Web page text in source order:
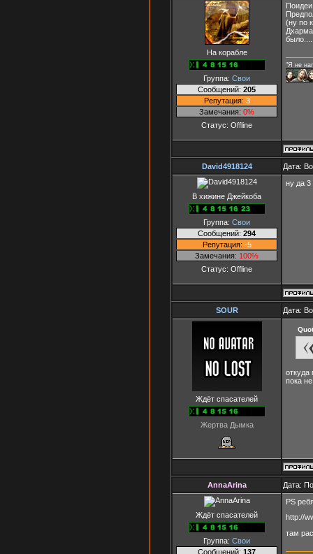
На корабле
Группа: Свои
Сообщений: 205
Репутация: 3
Замечания: 0%
Статус: Offline
Поидеи
(ну по
"Я не
David4918124 Дата:
В хижине Джейкоба
Группа: Свои
Сообщений: 294
Репутация: -5
Замечания: 100%
Статус: Offline
ну да 3
SOUR Дата:
Ждёт спасателей
Жертва Дымка
пока
AnnaArina Дата:
Ждёт спасателей
Группа: Свои
Сообщений: 137
PS
http://
там